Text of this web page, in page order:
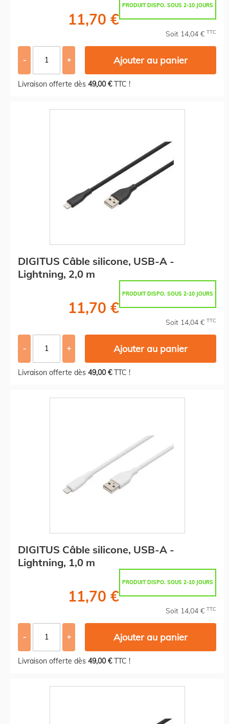
PRODUIT DISPO. SOUS 2-10 JOURS
11,70 €
Soit 14,04 € TTC
- + Ajouter au panier
Livraison offerte dès 49,00 €TTC !
DIGITUS Câble silicone, USB-A -
Lightning, 2,0 m
PRODUIT DISPO. SOUS 2-10 JOURS
11,70 €
Soit 14,04 € TTC
- + Ajouter au panier
Livraison offerte dès 49,00 €TTC !
DIGITUS Câble silicone, USB-A -
Lightning, 1,0 m
PRODUIT DISPO. SOUS 2-10 JOURS
11,70 €
Soit 14,04 € TTC
- + Ajouter au panier
Livraison offerte dès 49,00 €TTC !